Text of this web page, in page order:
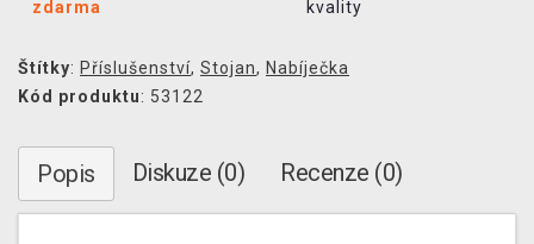
zdarma
kvality
Štítky: Příslušenství, Stojan, Nabíječka
Kód produktu: 53122
Popis Diskuze (0) Recenze (0)